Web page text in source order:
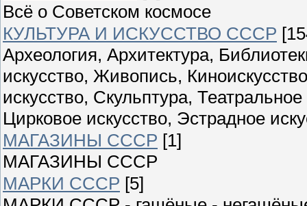
Всё о Советском космосе
КУЛЬТУРА И ИСКУССТВО СССР
Археология, Архитектура,
искусство, Живопись,
искусство, Скульптура,
Цирковое искусство, Эстрадное
МАГАЗИНЫ СССР [1]
МАГАЗИНЫ СССР
МАРКИ СССР [5]